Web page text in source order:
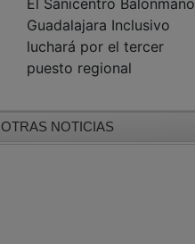
Guadalajara Inclusivo
luchará por el tercer
puesto regional
OTRAS NOTICIAS